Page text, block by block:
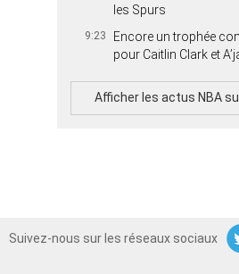
les Spurs
9:23
Encore un trophée
pour Caitlin Clark et
Afficher les actus NBA
Suivez-nous sur les réseaux sociaux
Twitter